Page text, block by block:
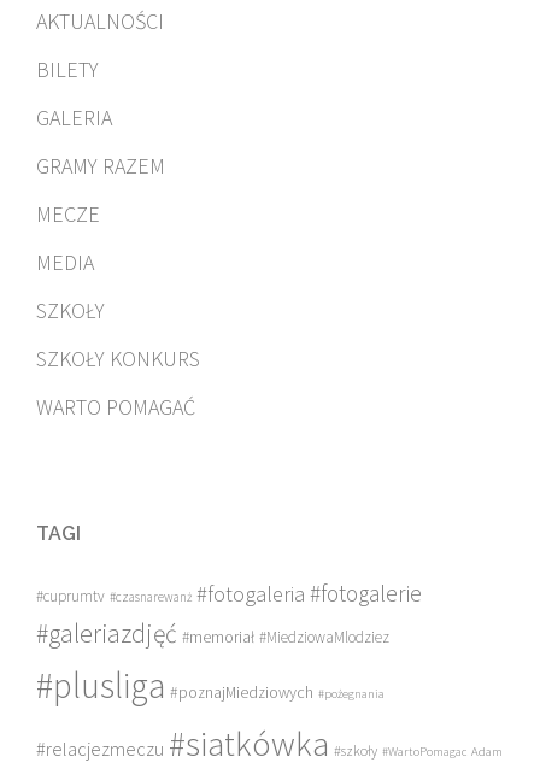
AKTUALNOŚCI
BILETY
GALERIA
GRAMY RAZEM
MECZE
MEDIA
SZKOŁY
SZKOŁY KONKURS
WARTO POMAGAĆ
TAGI
#cuprumtv #czasnarewanż #fotogaleria #fotogalerie
#galeriazdjęć #memoriał #MiedziowaMlodziez
#plusliga #poznajMiedziowych #pożegnania
#relacjezmeczu #siatkówka #szkoły #WartoPomagac Adam